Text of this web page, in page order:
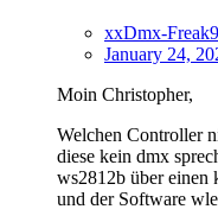
xxDmx-
January 24,
Moin Christopher,
Welchen Controller
diese kein dmx
ws2812b über einen
und der Software